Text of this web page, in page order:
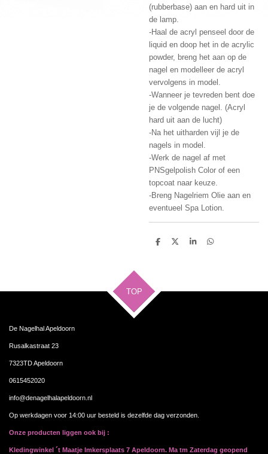
(rubberbase) aan en hard uit in
de lamp.
-Haal de acryl penseel door de
liquid en doop het in de acrylic
powder, breng het aan op de
nagel en modelleer de acryl
vervolgens in model.
-Wanneer je tevreden bent doe
je de volgende nagel. (Acryl
hard uit aan de lucht)
-Na het uitharden vijl je de
nagels in model.
-Werk de nagel af met
PNSgelpolish Color of een
topcoat naar keuze.
-Breng Nagelriem Olie aan en
eventueel Spa Lotion.
D
D
S
D
TOP
De Nagelhal Apeldoorn
Rusalkastraat 23
7323TD Apeldoorn
0615452020
info@denagelhalapeldoorn.nl
Op werkdagen voor 14:00 uur besteld is dezelfde dag verzonden.
Onze producten liggen ook bij :
Kledingwinkel ´t Maatje Imkersplaats 7 Apeldoorn. Ma tm Zaterdag geopend